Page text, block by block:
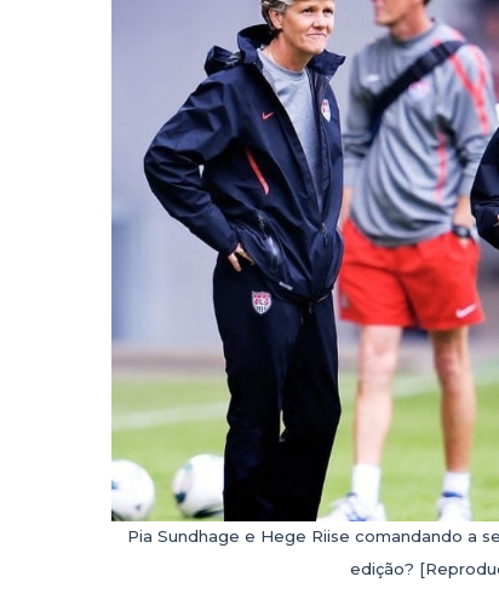
Pia Sundhage e Hege Riise comandando a
edição?